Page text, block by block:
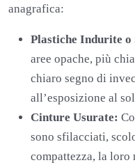
anagrafica:
Plastiche Indurite o
aree opache, più
chiaro segno di
all’esposizione al
Cinture Usurate:
sono sfilacciati,
compattezza, la loro